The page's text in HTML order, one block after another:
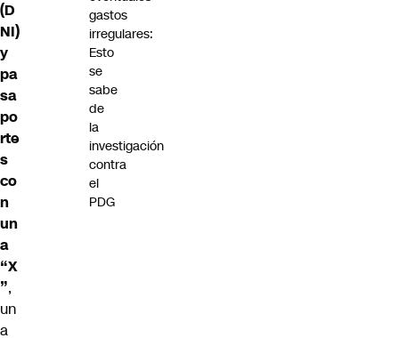
(D
NI)
y
pa
sa
po
rte
s
co
n
un
a
“X
”,
un
a
gastos
irregulares:
Esto
se
sabe
de
la
investigación
contra
el
PDG